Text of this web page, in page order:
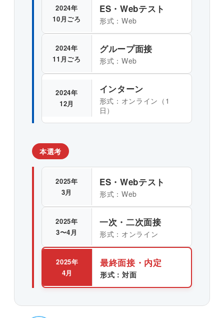
2024年
10月ごろ
ES・Webテスト
形式：Web
2024年
11月ごろ
グループ面接
形式：Web
2024年
12月
インターン
形式：オンライン（1
日）
本選考
2025年
3月
ES・Webテスト
形式：Web
2025年
3〜4月
一次・二次面接
形式：オンライン
2025年
4月
最終面接・内定
形式：対面